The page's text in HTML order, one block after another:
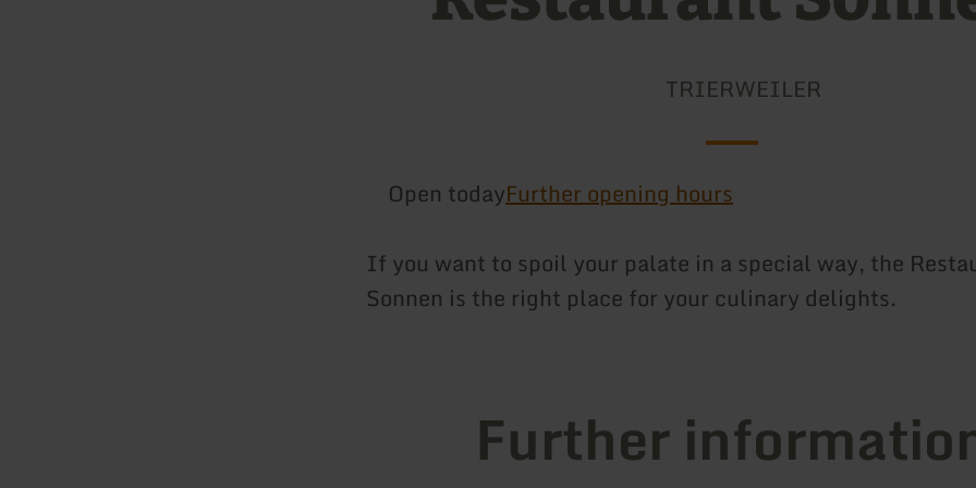
TRIERWEILER
Open todayFurther opening hours
If you want to spoil your palate in a special way, the
Sonnen is the right place for your culinary delights.
Further